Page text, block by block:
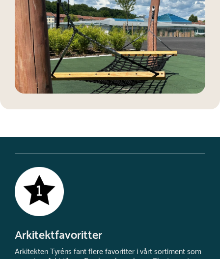
Arkitektfavoritter
Arkitekten Tyréns fant flere favoritter i vårt sortiment som